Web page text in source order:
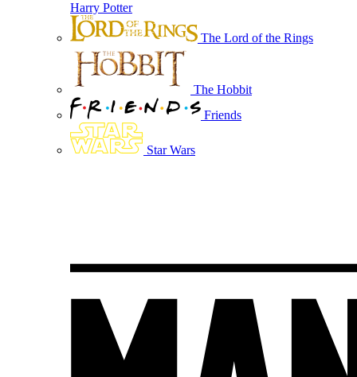
Harry Potter
The Lord of the Rings
The Hobbit
Friends
Star Wars